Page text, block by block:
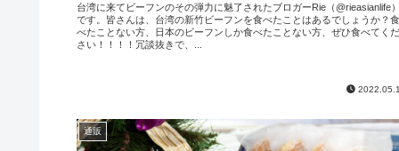
台湾に来てビーフンのその弾力に魅了されたブロガーRie（@rieasianlife）
です。皆さんは、台湾の新竹ビーフンを食べたことはあるでしょうか？食
べたことない方、日本のビーフンしか食べたことない方、ぜひ食べてくだ
さい！！！！冗談抜きで、...
通販